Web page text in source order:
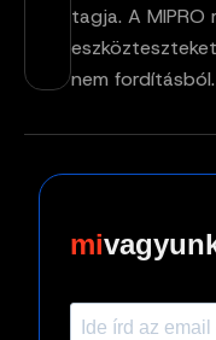
tagja. A
nem fordításból.